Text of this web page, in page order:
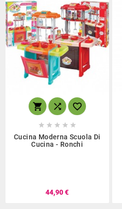
  
    
Cucina Moderna Scuola Di
Cucina - Ronchi
44,90 €